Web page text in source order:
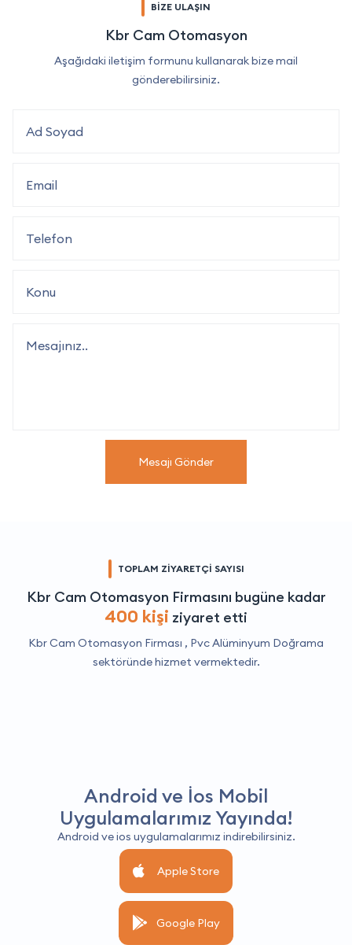
BİZE ULAŞIN
Kbr Cam Otomasyon
Aşağıdaki iletişim formunu kullanarak bize mail
gönderebilirsiniz.
Mesajı Gönder
TOPLAM ZİYARETÇİ SAYISI
Kbr Cam Otomasyon Firmasını bugüne kadar
400 kişi ziyaret etti
Kbr Cam Otomasyon Firması , Pvc Alüminyum Doğrama
sektöründe hizmet vermektedir.
Android ve İos Mobil
Uygulamalarımız Yayında!
Android ve ios uygulamalarımız indirebilirsiniz.
Apple Store
Google Play